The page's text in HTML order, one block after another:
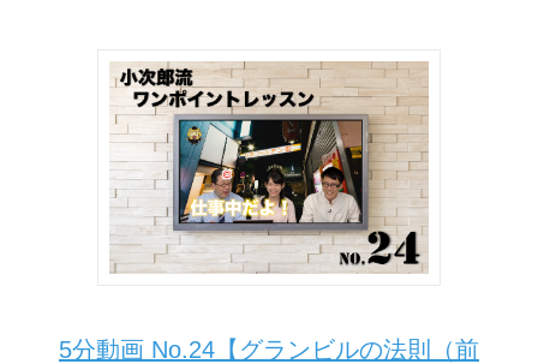
5分動画 No.24【グランビルの法則（前